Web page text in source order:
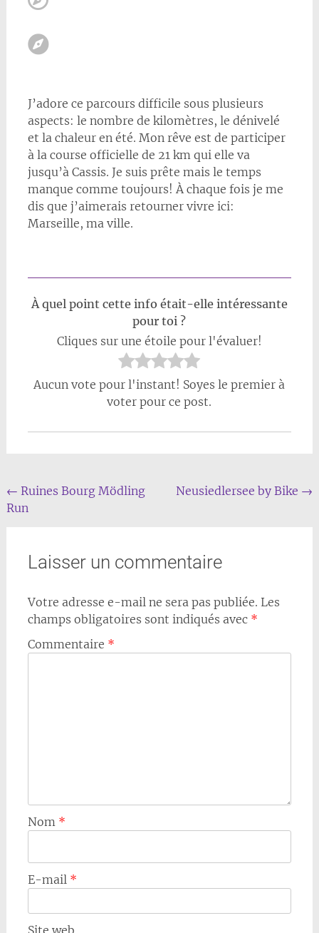
J’adore ce parcours difficile sous plusieurs
aspects: le nombre de kilomètres, le dénivelé
et la chaleur en été. Mon rêve est de participer
à la course officielle de 21 km qui elle va
jusqu’à Cassis. Je suis prête mais le temps
manque comme toujours! À chaque fois je me
dis que j’aimerais retourner vivre ici:
Marseille, ma ville.
À quel point cette info était-elle intéressante
pour toi ?
Cliques sur une étoile pour l'évaluer!
Aucun vote pour l'instant! Soyes le premier à
voter pour ce post.
Navigation
de
← Ruines Bourg Mödling
Run
Neusiedlersee by Bike →
Laisser un commentaire
Votre adresse e-mail ne sera pas publiée. Les
champs obligatoires sont indiqués avec *
Commentaire *
Nom *
E-mail *
Site web